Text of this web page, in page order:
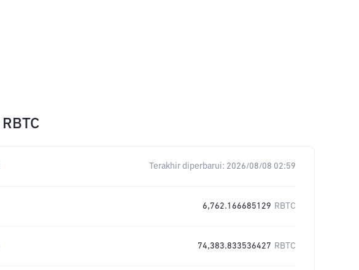
RBTC
Terakhir diperbarui: 2026/08/08 02:59
6,762.166685129 RBTC
74,383.833536427 RBTC